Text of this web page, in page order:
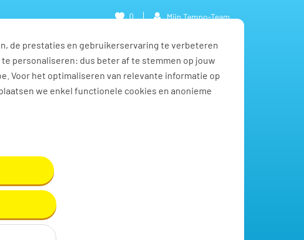
de prestaties en gebruikerservaring te verbeteren
personaliseren: dus beter af te stemmen op jouw
Voor het optimaliseren van relevante informatie op
we enkel functionele cookies en anonieme
0 Mijn Tempo-Team